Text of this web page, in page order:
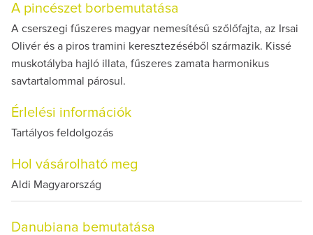
A pincészet borbemutatása
A cserszegi fűszeres magyar nemesítésű szőlőfajta, az Irsai
Olivér és a piros tramini keresztezéséből származik. Kissé
muskotályba hajló illata, fűszeres zamata harmonikus
savtartalommal párosul.
Érlelési információk
Tartályos feldolgozás
Hol vásárolható meg
Aldi Magyarország
Danubiana bemutatása